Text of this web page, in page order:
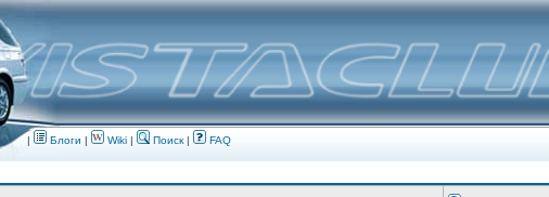
| Блоги | Wiki | Поиск| FAQ